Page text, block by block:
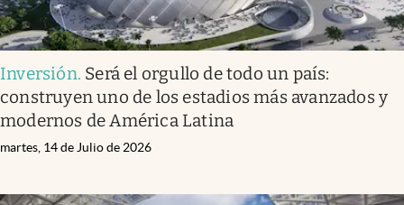
Inversión. Será el orgullo de todo un país:
construyen uno de los estadios más avanzados y
modernos de América Latina
martes, 14 de Julio de 2026